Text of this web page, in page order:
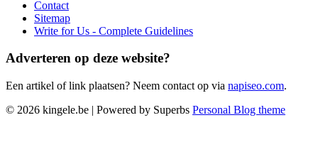
Contact
Sitemap
Write for Us - Complete Guidelines
Adverteren op deze website?
Een artikel of link plaatsen? Neem contact op via napiseo.com.
© 2026 kingele.be | Powered by Superbs Personal Blog theme